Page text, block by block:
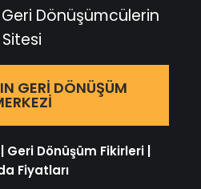
Geri Dönüşümcülerin
Sitesi
GERI DÖNÜŞÜM
Geri Dönüşüm Fikirleri|
Fiyatları